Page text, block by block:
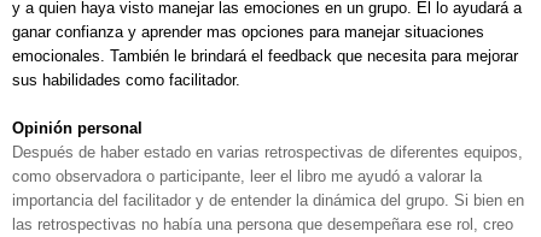
y a quien haya visto manejar las emociones en un grupo. Él lo ayudará a
ganar confianza y aprender mas opciones para manejar situaciones
emocionales. También le brindará el feedback que necesita para mejorar
sus habilidades como facilitador.
Opinión personal
Después de haber estado en varias retrospectivas de diferentes equipos,
como observadora o participante, leer el libro me ayudó a valorar la
importancia del facilitador y de entender la dinámica del grupo. Si bien en
las retrospectivas no había una persona que desempeñara ese rol, creo